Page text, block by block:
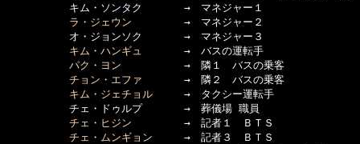
キム・ソンタク　　　　→　マネジャー１
ラ・ジェウン →　マネジャー２
オ・ジョンソク　　　　→　マネジャー３
キム・ハンギュ
→　バスの運転手
パク・ヨン →　隣１　バスの乗客
チョン・エファ →　隣２　バスの乗客
キム・ジェチョル →　タクシー運転手
チェ・ドゥルプ　　　　→　葬儀場 職員
チェ・ヒジン →　記者１　ＢＴＳ
チェ・ムンギョン →　記者３　ＢＴＳ